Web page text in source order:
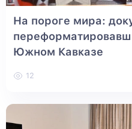
На пороге мира:
Южном Кавказе
12